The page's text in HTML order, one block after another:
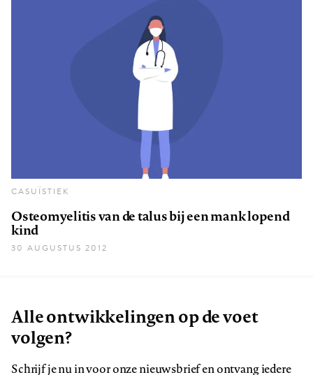
CASUÏSTIEK
Osteomyelitis van de talus bij een mank lopend
kind
30 AUGUSTUS 2012
Alle ontwikkelingen op de voet
volgen?
Schrijf je nu in voor onze nieuwsbrief en ontvang iedere